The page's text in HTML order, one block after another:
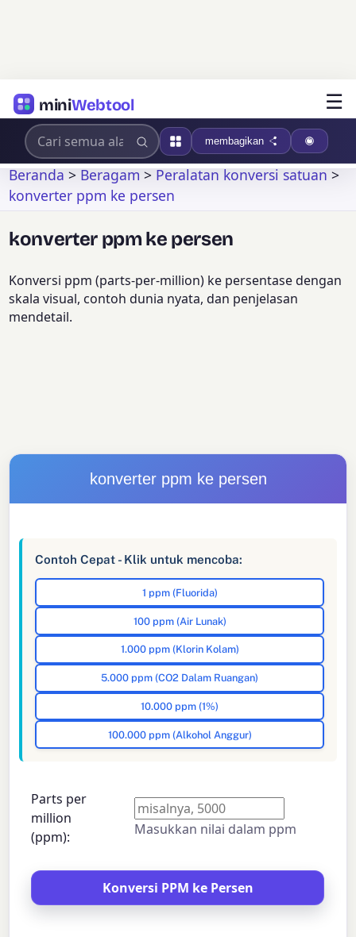
miniWebtool ☰
membagikan
Beranda>Beragam>Peralatan konversi satuan>
konverter ppm ke persen
konverter ppm ke persen
Konversi ppm (parts-per-million) ke persentase dengan
skala visual, contoh dunia nyata, dan penjelasan
mendetail.
konverter ppm ke persen
Contoh Cepat - Klik untuk mencoba:
1 ppm (Fluorida)
100 ppm (Air Lunak)
1.000 ppm (Klorin Kolam)
5.000 ppm (CO2 Dalam Ruangan)
10.000 ppm (1%)
100.000 ppm (Alkohol Anggur)
Parts per
million
(ppm):
Masukkan nilai dalam ppm